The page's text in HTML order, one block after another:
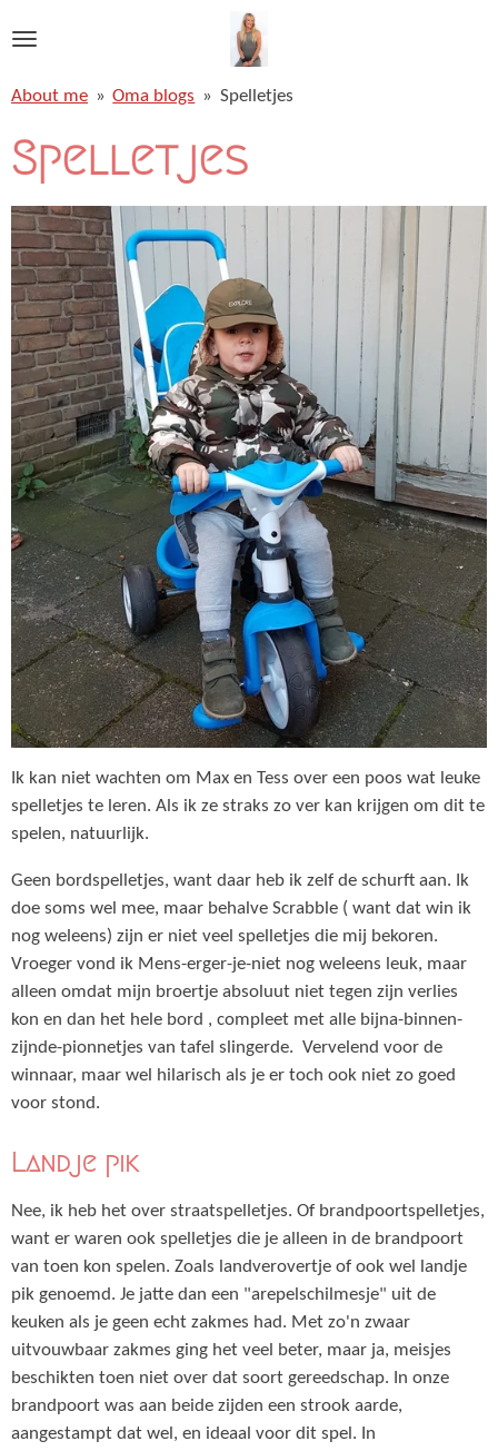
direct
de
hoofdinhoud
About me » Oma blogs » Spelletjes
Spelletjes
Ik kan niet wachten om Max en Tess over een poos wat leuke
spelletjes te leren. Als ik ze straks zo ver kan krijgen om dit te
spelen, natuurlijk.
Geen bordspelletjes, want daar heb ik zelf de schurft aan. Ik
doe soms wel mee, maar behalve Scrabble ( want dat win ik
nog weleens) zijn er niet veel spelletjes die mij bekoren.
Vroeger vond ik Mens-erger-je-niet nog weleens leuk, maar
alleen omdat mijn broertje absoluut niet tegen zijn verlies
kon en dan het hele bord , compleet met alle bijna-binnen-
zijnde-pionnetjes van tafel slingerde. Vervelend voor de
winnaar, maar wel hilarisch als je er toch ook niet zo goed
voor stond.
Landje pik
Nee, ik heb het over straatspelletjes. Of brandpoortspelletjes,
want er waren ook spelletjes die je alleen in de brandpoort
van toen kon spelen. Zoals landverovertje of ook wel landje
pik genoemd. Je jatte dan een "arepelschilmesje" uit de
keuken als je geen echt zakmes had. Met zo'n zwaar
uitvouwbaar zakmes ging het veel beter, maar ja, meisjes
beschikten toen niet over dat soort gereedschap. In onze
brandpoort was aan beide zijden een strook aarde,
aangestampt dat wel, en ideaal voor dit spel. In